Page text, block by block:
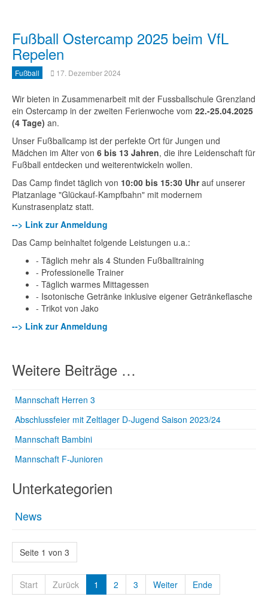
Fußball Ostercamp 2025 beim VfL
Repelen
Fußball 17. Dezember 2024
Wir bieten in Zusammenarbeit mit der Fussballschule Grenzland
ein Ostercamp in der zweiten Ferienwoche vom 22.-25.04.2025
(4 Tage) an.
Unser Fußballcamp ist der perfekte Ort für Jungen und
Mädchen im Alter von 6 bis 13 Jahren, die ihre Leidenschaft für
Fußball entdecken und weiterentwickeln wollen.
Das Camp findet täglich von 10:00 bis 15:30 Uhrauf unserer
Platzanlage "Glückauf-Kampfbahn" mit modernem
Kunstrasenplatz statt.
--> Link zur Anmeldung
Das Camp beinhaltet folgende Leistungen u.a.:
- Täglich mehr als 4 Stunden Fußballtraining
- Professionelle Trainer
- Täglich warmes Mittagessen
- Isotonische Getränke inklusive eigener Getränkeflasche
- Trikot von Jako
--> Link zur Anmeldung
Weitere Beiträge …
Mannschaft Herren 3
Abschlussfeier mit Zeltlager D-Jugend Saison 2023/24
Mannschaft Bambini
Mannschaft F-Junioren
Unterkategorien
News
Seite 1 von 3
Start Zurück 1 2 3 Weiter Ende